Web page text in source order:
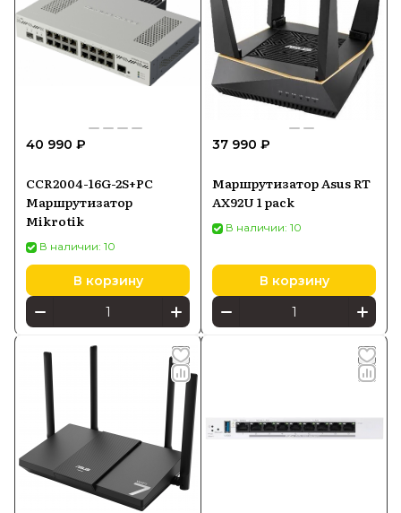
40 990 ₽
CCR2004-16G-2S+PC
Маршрутизатор
Mikrotik
В наличии: 10
В корзину
37 990 ₽
Маршрутизатор Asus RT
AX92U 1 pack
В наличии: 10
В корзину